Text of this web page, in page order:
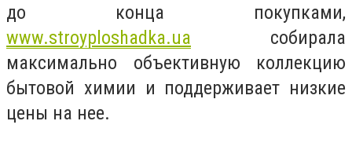
до конца покупками,
www.stroyploshadka.ua собирала
максимально объективную коллекцию
бытовой химии и поддерживает низкие
цены на нее.